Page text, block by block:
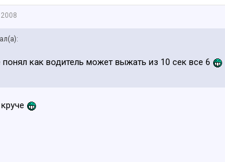
как водитель может выжать из 10 сек все 6